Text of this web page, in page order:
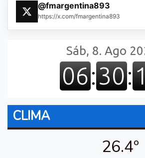
@fmargentina893
https://x.com/fmargentina893
CLIMA
26.4º